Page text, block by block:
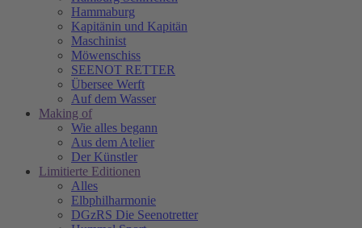
Hammaburg
Kapitänin und Kapitän
Maschinist
Möwenschiss
SEENOT RETTER
Übersee Werft
Auf dem Wasser
Making of
Wie alles begann
Aus dem Atelier
Der Künstler
Limitierte Editionen
Alles
Elbphilharmonie
DGzRS Die Seenotretter